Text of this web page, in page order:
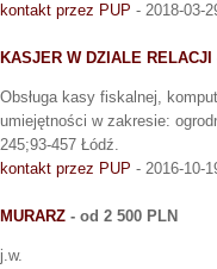
kontakt przez PUP - 2018-03-
KASJER W DZIALE RELACJI
Obsługa kasy fiskalnej,
umiejętności w zakresie:
245;93-457 Łódź.
kontakt przez PUP - 2016-10-
MURARZ - od 2 500 PLN
j.w.